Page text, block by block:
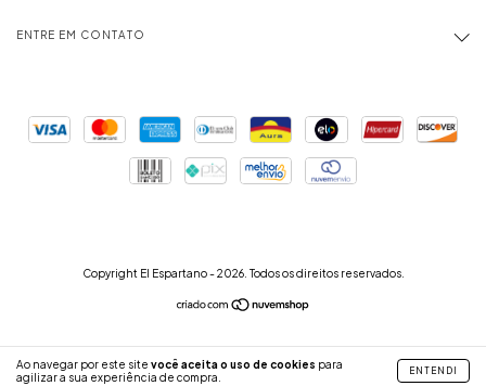
Ao navegar por este site você aceita o uso de cookies para
agilizar a sua experiência de compra.
ENTENDI
ENTRE EM CONTATO
Copyright El Espartano - 2026. Todos os direitos reservados.